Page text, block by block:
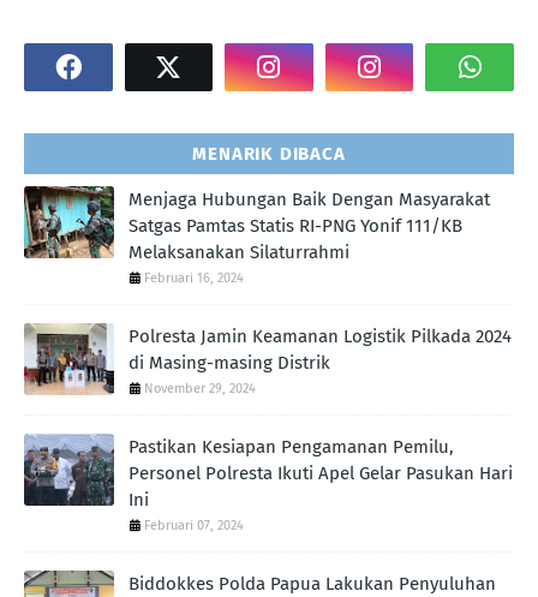
MENARIK DIBACA
Menjaga Hubungan Baik Dengan Masyarakat
Satgas Pamtas Statis RI-PNG Yonif 111/KB
Melaksanakan Silaturrahmi
Februari 16, 2024
Polresta Jamin Keamanan Logistik Pilkada 2024
di Masing-masing Distrik
November 29, 2024
Pastikan Kesiapan Pengamanan Pemilu,
Personel Polresta Ikuti Apel Gelar Pasukan Hari
Ini
Februari 07, 2024
Biddokkes Polda Papua Lakukan Penyuluhan